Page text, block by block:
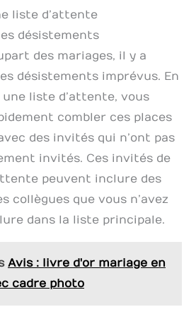
liste d’attente
désistements
des mariages, il y a
désistements imprévus. En
liste d’attente, vous
combler ces places
des invités qui n’ont pas
invités. Ces invités de
peuvent inclure des
collègues que vous n’avez
dans la liste principale.
Avis : livre d'or mariage en
cadre photo